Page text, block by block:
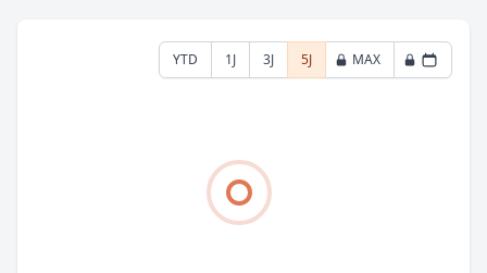
YTD 1J 3J 5J MAX